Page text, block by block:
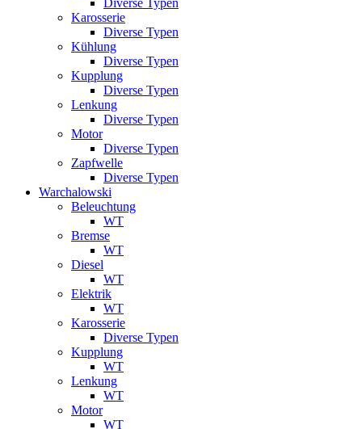
Karosserie
Diverse Typen
Kühlung
Diverse Typen
Kupplung
Diverse Typen
Lenkung
Diverse Typen
Motor
Diverse Typen
Zapfwelle
Diverse Typen
Warchalowski
Beleuchtung
WT
Bremse
WT
Diesel
WT
Elektrik
WT
Karosserie
Diverse Typen
Kupplung
WT
Lenkung
WT
Motor
WT